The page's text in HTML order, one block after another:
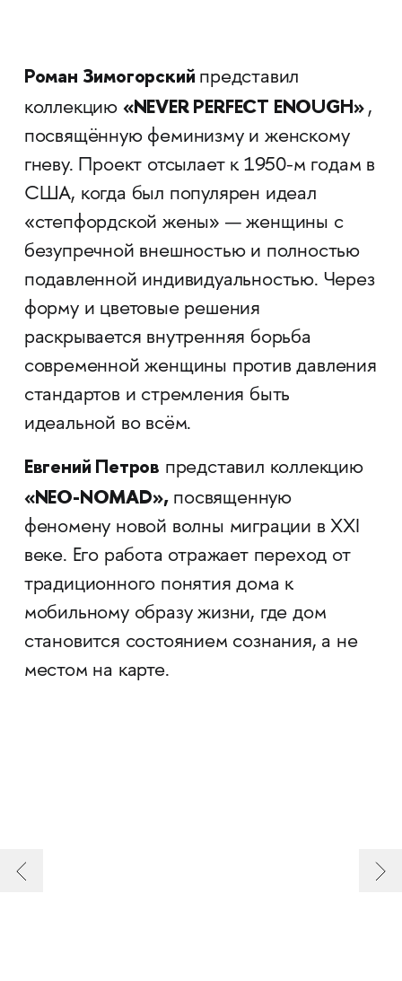
Роман Зимогорский представил
коллекцию «NEVER PERFECT ENOUGH» ,
посвящённую феминизму и женскому
гневу. Проект отсылает к 1950-м годам в
США, когда был популярен идеал
«степфордской жены» — женщины с
безупречной внешностью и полностью
подавленной индивидуальностью. Через
форму и цветовые решения
раскрывается внутренняя борьба
современной женщины против давления
стандартов и стремления быть
идеальной во всём.
Евгений Петров представил коллекцию
«NEO-NOMAD»,посвященную
феномену новой волны миграции в XXI
веке. Его работа отражает переход от
традиционного понятия дома к
мобильному образу жизни, где дом
становится состоянием сознания, а не
местом на карте.